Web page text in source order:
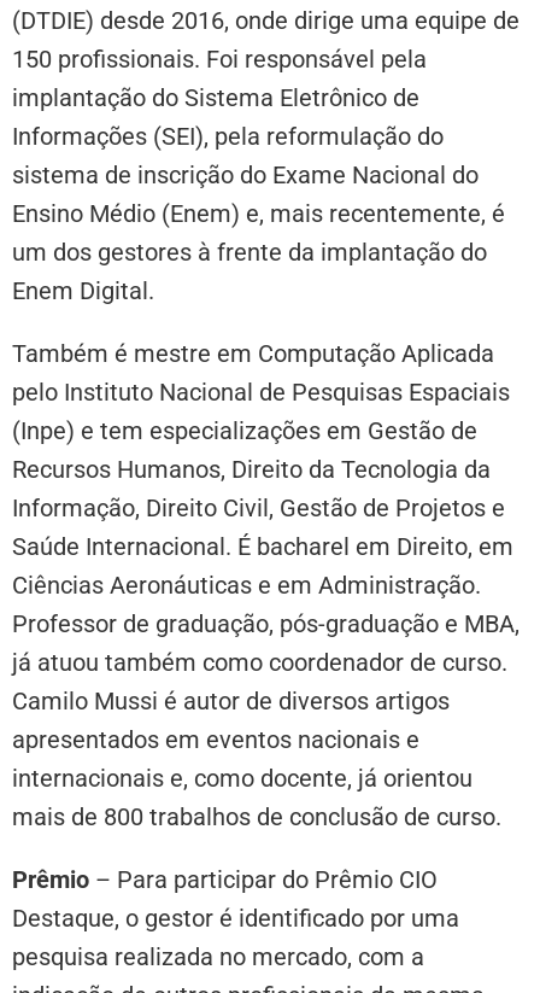
(DTDIE) desde 2016, onde dirige uma equipe de
150 profissionais. Foi responsável pela
implantação do Sistema Eletrônico de
Informações (SEI), pela reformulação do
sistema de inscrição do Exame Nacional do
Ensino Médio (Enem) e, mais recentemente, é
um dos gestores à frente da implantação do
Enem Digital.
Também é mestre em Computação Aplicada
pelo Instituto Nacional de Pesquisas Espaciais
(Inpe) e tem especializações em Gestão de
Recursos Humanos, Direito da Tecnologia da
Informação, Direito Civil, Gestão de Projetos e
Saúde Internacional. É bacharel em Direito, em
Ciências Aeronáuticas e em Administração.
Professor de graduação, pós-graduação e MBA,
já atuou também como coordenador de curso.
Camilo Mussi é autor de diversos artigos
apresentados em eventos nacionais e
internacionais e, como docente, já orientou
mais de 800 trabalhos de conclusão de curso.
Prêmio – Para participar do Prêmio CIO
Destaque, o gestor é identificado por uma
pesquisa realizada no mercado, com a